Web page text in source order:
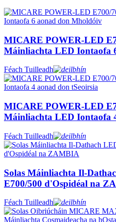
MICARE POWER-LED
Máinliachta LED Iontaofa
Féach Tuilleadh
MICARE POWER-LED
Máinliachta LED Iontaofa
Féach Tuilleadh
Solas Máinliachta Il-
E700/500 d'Ospidéal na
Féach Tuilleadh